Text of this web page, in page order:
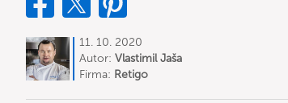
11. 10. 2020
Autor: Vlastimil Jaša
Firma: Retigo